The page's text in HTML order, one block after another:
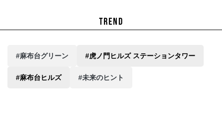
TREND
#麻布台グリーン #虎ノ門ヒルズ ステーションタワー
#麻布台ヒルズ #未来のヒント